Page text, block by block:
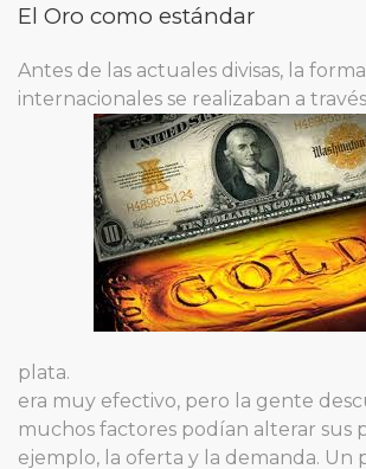
El Oro como estándar
Antes de las actuales divisas, la
internacionales se realizaban a
plata.
era muy efectivo, pero la gente
muchos factores podían alterar sus
ejemplo, la oferta y la demanda. Un